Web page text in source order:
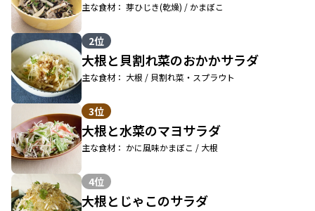
主な食材： 芽ひじき(乾燥) / かまぼこ
2位
大根と貝割れ菜のおかかサラダ
主な食材： 大根 / 貝割れ菜・スプラウト
3位
大根と水菜のマヨサラダ
主な食材： かに風味かまぼこ / 大根
4位
大根とじゃこのサラダ